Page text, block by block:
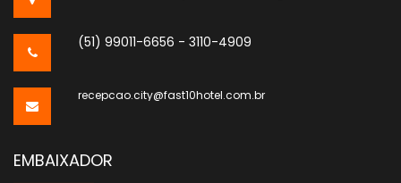
(51) 99011-6656 - 3110-4909
recepcao.city@fast10hotel.com.br
EMBAIXADOR